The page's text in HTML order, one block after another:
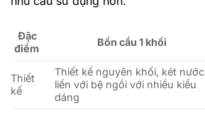
Đặc
điểm
Bồn cầu 1 khối
Thiết
kế
Thiết kế nguyên khối, két nước
liền với bệ ngồi với nhiều kiểu
dáng